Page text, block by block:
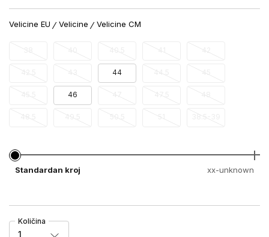
Velicine EU Velicine Velicine CM
44
46
38.5-39
Standardan kroj xx-unknown
Količina
1